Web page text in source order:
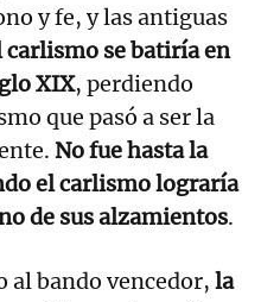
y fe, y las antiguas
carlismo se batiría en
XIX, perdiendo
que pasó a ser la
No fue hasta la
el carlismo lograría
de sus alzamientos.
al bando vencedor, la